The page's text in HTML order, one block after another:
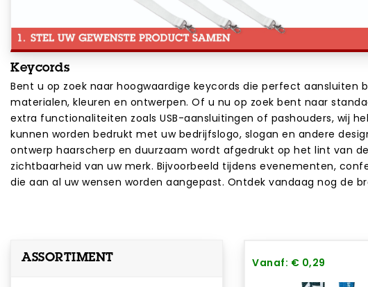
Keycords
Bent u op zoek naar hoogwaardige keycords die perfect
materialen, kleuren en ontwerpen. Of u nu op zoek bent naar
extra functionaliteiten zoals USB-aansluitingen of pashouders, wij
kunnen worden bedrukt met uw bedrijfslogo, slogan en andere
ontwerp haarscherp en duurzaam wordt afgedrukt op het lint van
zichtbaarheid van uw merk. Bijvoorbeeld tijdens evenementen,
die aan al uw wensen worden aangepast. Ontdek vandaag nog de
ASSORTIMENT Vanaf: € 0,29